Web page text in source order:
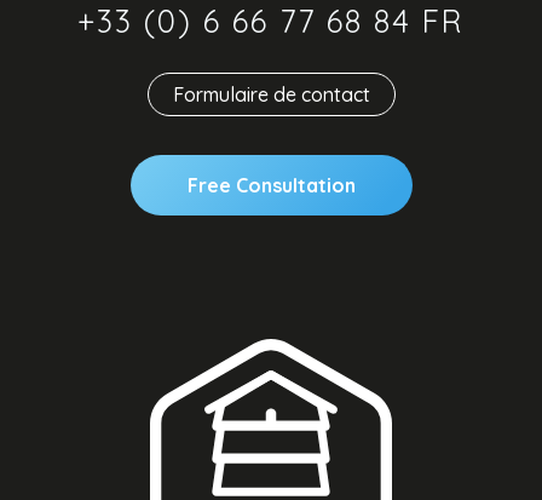
+33 (0) 6 66 77 68 84 FR
Formulaire de contact
Free Consultation